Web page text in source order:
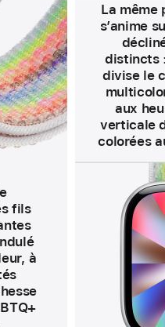
fils
à
La même
s’anime
distincts
divise le
aux
verticale
colorées